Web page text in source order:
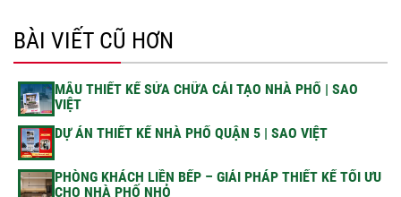
BÀI VIẾT CŨ HƠN
MẪU THIẾT KẾ SỬA CHỮA CẢI TẠO NHÀ PHỐ | SAO
VIỆT
DỰ ÁN THIẾT KẾ NHÀ PHỐ QUẬN 5 | SAO VIỆT
PHÒNG KHÁCH LIỀN BẾP – GIẢI PHÁP THIẾT KẾ TỐI ƯU
CHO NHÀ PHỐ NHỎ